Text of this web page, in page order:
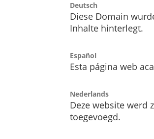
Deutsch
Diese Domain
Inhalte hinterlegt.
Español
Esta página web
Nederlands
Deze website werd
toegevoegd.